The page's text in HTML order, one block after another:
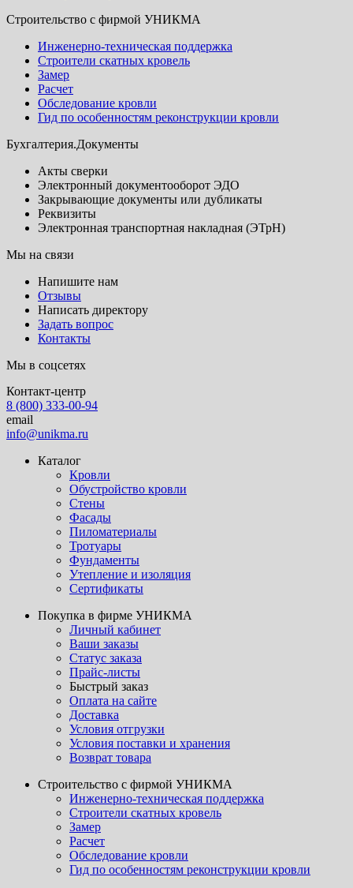
Строительство с фирмой УНИКМА
Инженерно-техническая поддержка
Строители скатных кровель
Замер
Расчет
Обследование кровли
Гид по особенностям реконструкции кровли
Бухгалтерия.Документы
Акты сверки
Электронный документооборот ЭДО
Закрывающие документы или дубликаты
Реквизиты
Электронная транспортная накладная (ЭТрН)
Мы на связи
Напишите нам
Отзывы
Написать директору
Задать вопрос
Контакты
Мы в соцсетях
Контакт-центр
8 (800) 333-00-94
email
info@unikma.ru
Каталог
Кровли
Обустройство кровли
Стены
Фасады
Пиломатериалы
Тротуары
Фундаменты
Утепление и изоляция
Сертификаты
Покупка в фирме УНИКМА
Личный кабинет
Ваши заказы
Статус заказа
Прайс-листы
Быстрый заказ
Оплата на сайте
Доставка
Условия отгрузки
Условия поставки и хранения
Возврат товара
Строительство с фирмой УНИКМА
Инженерно-техническая поддержка
Строители скатных кровель
Замер
Расчет
Обследование кровли
Гид по особенностям реконструкции кровли